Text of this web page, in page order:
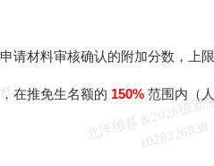
请材料审核确认的附加分数，上
在推免生名额的 150% 范围内（
维
8